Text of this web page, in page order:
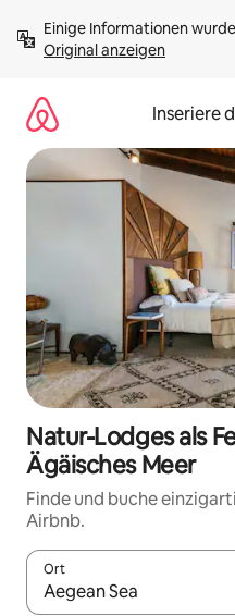
Inhalten
springenOriginal anzeigen
Inseriere
Natur-Lodges als
Ägäisches Meer
Finde und buche
Airbnb.
Ort
Wenn Ergebnisse